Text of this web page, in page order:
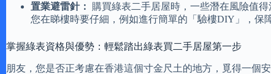
置業避雷針：
購買綠表二手居屋時，一些潛在風險值
您在睇樓時要仔細，例如進行簡單的「驗樓DIY」，保
掌握綠表資格與優勢：輕鬆踏出綠表買二手居屋第一步
朋友，您是否正考慮在香港這個寸金尺土的地方，覓得一個